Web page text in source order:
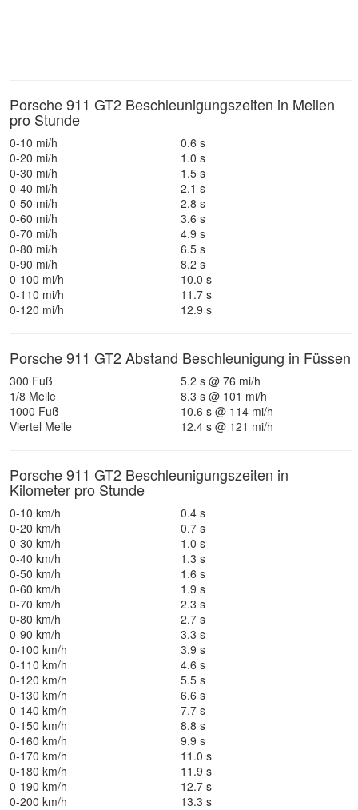
Porsche 911 GT2 Beschleunigungszeiten in Meilen
pro Stunde
0-10 mi/h
0.6 s
0-20 mi/h
1.0 s
0-30 mi/h
1.5 s
0-40 mi/h
2.1 s
0-50 mi/h
2.8 s
0-60 mi/h
3.6 s
0-70 mi/h
4.9 s
0-80 mi/h
6.5 s
0-90 mi/h
8.2 s
0-100 mi/h
10.0 s
0-110 mi/h
11.7 s
0-120 mi/h
12.9 s
Porsche 911 GT2 Abstand Beschleunigung in Füssen
300 Fuß
5.2 s @ 76 mi/h
1/8 Meile
8.3 s @ 101 mi/h
1000 Fuß
10.6 s @ 114 mi/h
Viertel Meile
12.4 s @ 121 mi/h
Porsche 911 GT2 Beschleunigungszeiten in
Kilometer pro Stunde
0-10 km/h
0.4 s
0-20 km/h
0.7 s
0-30 km/h
1.0 s
0-40 km/h
1.3 s
0-50 km/h
1.6 s
0-60 km/h
1.9 s
0-70 km/h
2.3 s
0-80 km/h
2.7 s
0-90 km/h
3.3 s
0-100 km/h
3.9 s
0-110 km/h
4.6 s
0-120 km/h
5.5 s
0-130 km/h
6.6 s
0-140 km/h
7.7 s
0-150 km/h
8.8 s
0-160 km/h
9.9 s
0-170 km/h
11.0 s
0-180 km/h
11.9 s
0-190 km/h
12.7 s
0-200 km/h
13.3 s